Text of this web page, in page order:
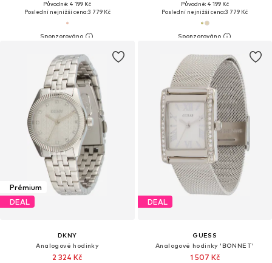
Původně: 4 199 Kč
Poslední nejnižší cena:3 779 Kč
Původně: 4 199 Kč
Poslední nejnižší cena:3 779 Kč
Prémium
DEAL
DKNY
Analogové hodinky
2 324 Kč
DEAL
GUESS
Analogové hodinky 'BONNET'
1 507 Kč